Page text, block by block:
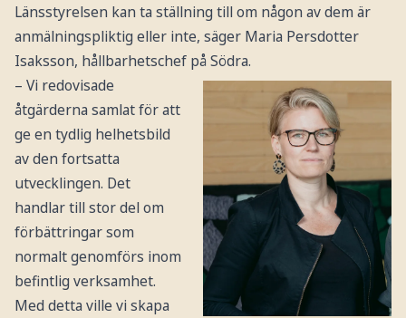
Länsstyrelsen kan ta ställning till om någon av dem är
anmälningspliktig eller inte, säger Maria Persdotter
Isaksson, hållbarhetschef på Södra.
– Vi redovisade
åtgärderna samlat för att
ge en tydlig helhetsbild
av den fortsatta
utvecklingen. Det
handlar till stor del om
förbättringar som
normalt genomförs inom
befintlig verksamhet.
Med detta ville vi skapa